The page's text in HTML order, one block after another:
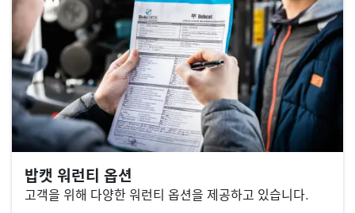
밥캣 워런티 옵션
고객을 위해 다양한 워런티 옵션을 제공하고 있습니다.